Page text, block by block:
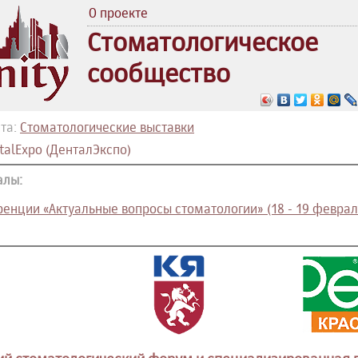
О проекте
Стоматологическое
сообщество
Стоматологические выставки
(ДенталЭкспо)
«Актуальные вопросы стоматологии» (18 - 19